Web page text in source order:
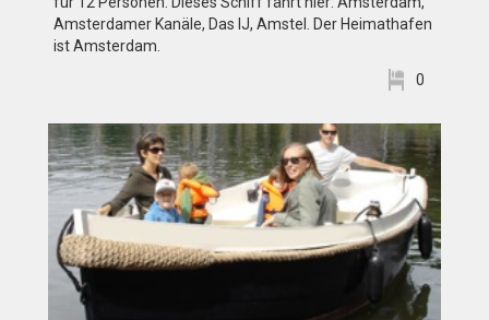
Amsterdamer Kanäle, Das IJ, Amstel. Der Heimathafen
ist Amsterdam.
0